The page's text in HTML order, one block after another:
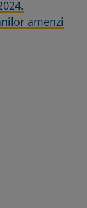
amenzi